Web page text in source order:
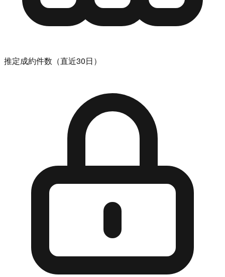
推定成約件数（直近30日）